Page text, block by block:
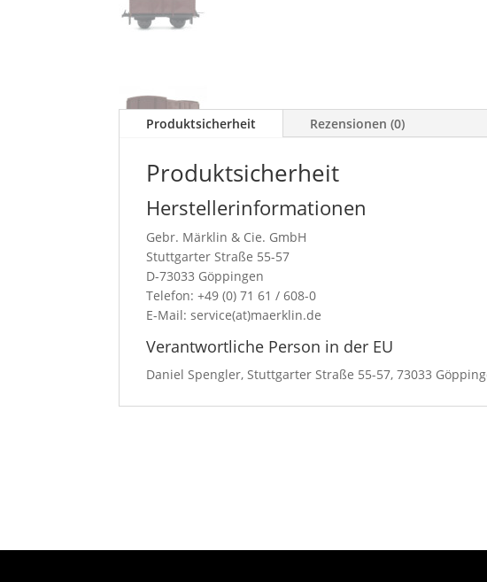
Produktsicherheit Rezensionen (0)
Produktsicherheit
Herstellerinformationen
Gebr. Märklin & Cie. GmbH
Stuttgarter Straße 55-57
D-73033 Göppingen
Telefon: +49 (0) 71 61 / 608-0
E-Mail: service(at)maerklin.de
Verantwortliche Person in der EU
Daniel Spengler, Stuttgarter Straße 55-57, 73033